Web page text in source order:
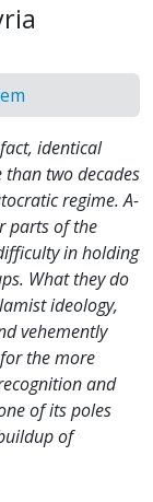
identical
two decades
regime. A-
parts of the
in holding
What they do
ideology,
vehemently
the more
and
of its poles
of